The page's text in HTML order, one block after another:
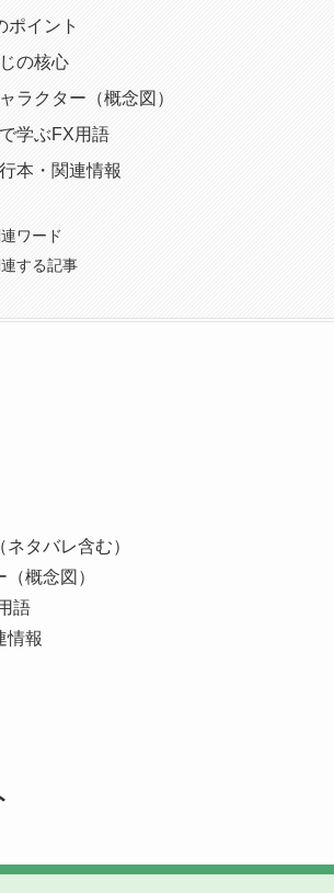
ポイント
の核心
ラクター（概念図）
学ぶFX用語
本・関連情報
ワード
する記事
タバレ含む）
概念図）
語
情報